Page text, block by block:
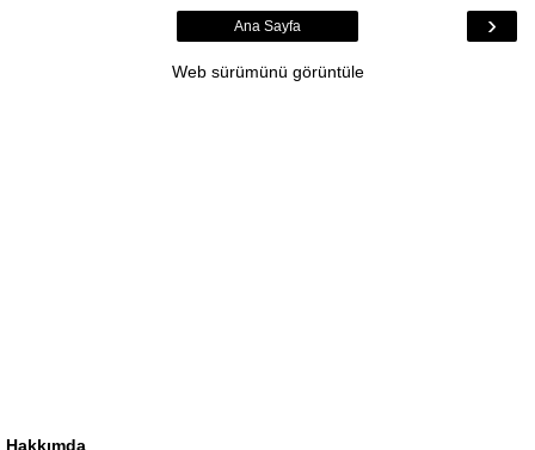
›
Ana Sayfa
Web sürümünü görüntüle
Hakkımda